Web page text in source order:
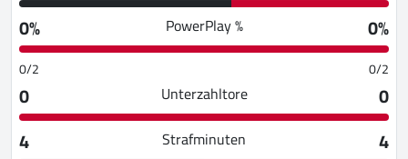
0%
PowerPlay % 0%
0/2 0/2
0 Unterzahltore
0
4
Strafminuten
4